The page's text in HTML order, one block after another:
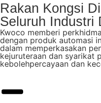
Rakan Kongsi
Seluruh Industri
Kwoco memberi
dengan produk automasi
dalam memperkasakan
kejuruteraan dan syarikat
kebolehpercayaan dan